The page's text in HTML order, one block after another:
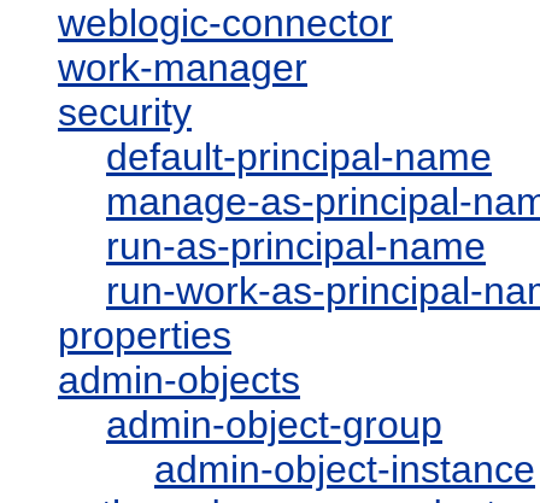
weblogic-connector
work-manager
security
default-principal-name
manage-as-principal-
run-as-principal-name
run-work-as-principal-
properties
admin-objects
admin-object-group
admin-object-instance